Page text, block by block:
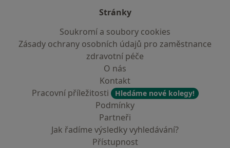
Stránky
Soukromí a soubory cookies
Zásady ochrany osobních údajů pro zaměstnance
zdravotní péče
O nás
Kontakt
Pracovní příležitosti
Hledáme nové kolegy!
Podmínky
Partneři
Jak řadíme výsledky vyhledávání?
Přístupnost